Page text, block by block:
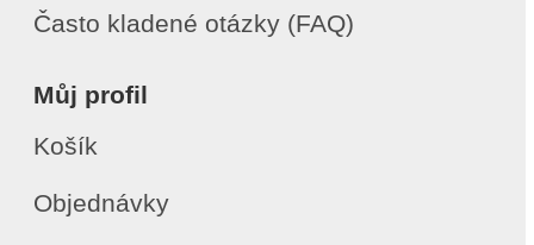
Často kladené otázky (FAQ)
Můj profil
Košík
Objednávky